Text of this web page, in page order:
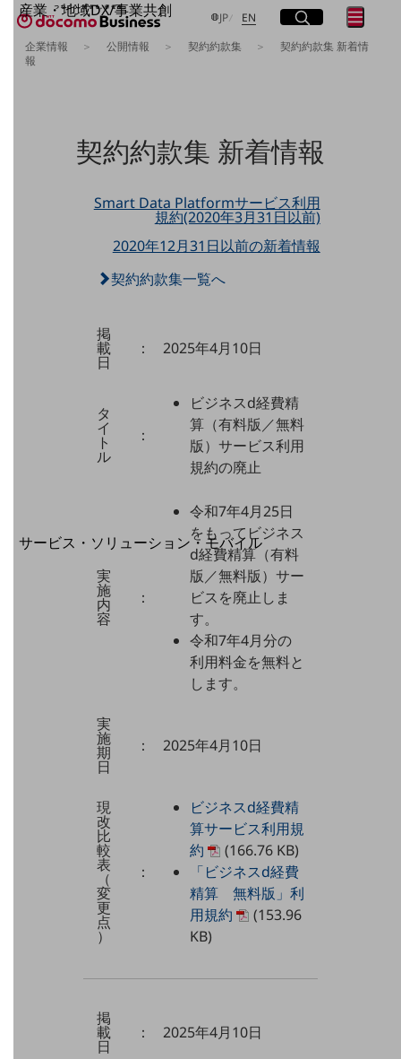
産業・地域DX/事業共創
OPEN HUB for Plural Futures
自律・分散・協調型社会の実現を目指し、
プレイヤー(カタリスト/パートナー企業)
産業・地域DXプラットフォーマーとして
企業と地域が持続成長する社会を目指します
Smart Healthcare
Smart Worksite
生成AI(Generative AI)
地域の取り組み
地域経済のさらなる活性化に取り組みます
自治体・地域社会との共創
LGPF(Local Government Platform)
サービス・ソリューション・モバイル
サービス・ソリューションTOP
DXに関する課題を解決する
サービス・ソリューションをご紹介
カテゴリーで探す
クラウド・データセンター
電話・映像コミュニケーション
業務支援・マーケティング
災害対策・BCP
課題・ニーズで探す
課題・ニーズで探すTOP
JP日本語
EN Englishサイト内検索
開く メニュ
開く
取り組みを検索
企業情報 公開情報 契約約款集
契約約款集 新着情
報
契約約款集 新着情報
Smart Data Platformサービス利用
規約(2020年3月31日以前)
2020年12月31日以前の新着情報
契約約款集一覧へ
掲
載
日
： 2025年4月10日
タ
イ
ト
ル
：
ビジネスd経費精
算（有料版／無料
版）サービス利用
規約の廃止
実
施
内
容
：
令和7年4月25日
をもってビジネス
d経費精算（有料
版／無料版）サー
ビスを廃止しま
す。
令和7年4月分の
利用料金を無料と
します。
実
施
期
日
： 2025年4月10日
現
改
比
較
表
（
変
更
点
）
：
ビジネスd経費精
算サービス利用規
約
(166.76 KB)
「ビジネスd経費
精算 無料版」利
用規約
(153.96
KB)
掲
載
日
： 2025年4月10日